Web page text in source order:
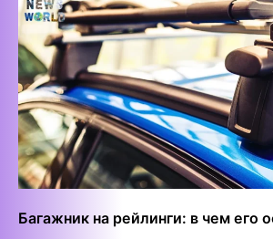
Багажник на рейлинги: в чем его